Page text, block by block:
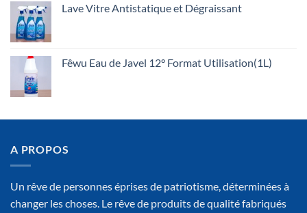
Lave Vitre Antistatique et Dégraissant
Fêwu Eau de Javel 12° Format Utilisation(1L)
A PROPOS
Un rêve de personnes éprises de patriotisme, déterminées à
changer les choses. Le rêve de produits de qualité fabriqués